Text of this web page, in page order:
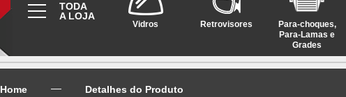
TODA
A LOJA
Vidros Retrovisores
Para-choques,
Para-Lamas e
Grades
Home Detalhes do Produto